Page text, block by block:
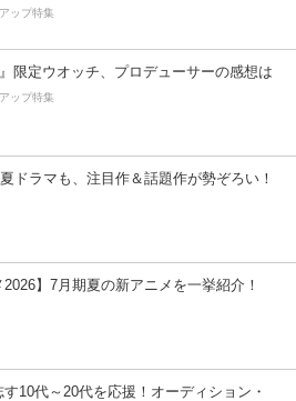
ップ特集
』限定ウオッチ、プロデューサーの感想は
ップ特集
ドラマも、注目作＆話題作が勢ぞろい！
2026】7月期夏の新アニメを一挙紹介！
10代～20代を応援！オーディション・